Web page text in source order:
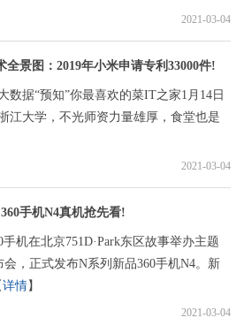
2021-03-04
景图：2019年小米申请专利33000件!
数据“预知”你最喜欢的菜IT之家1月14日
江大学，不光师资力量雄厚，食堂也是
2021-03-04
手机N4真机抢先看!
机在北京751D·Park东区故事举办主题
会，正式发布N系列新品360手机N4。新
详情】
2021-03-04